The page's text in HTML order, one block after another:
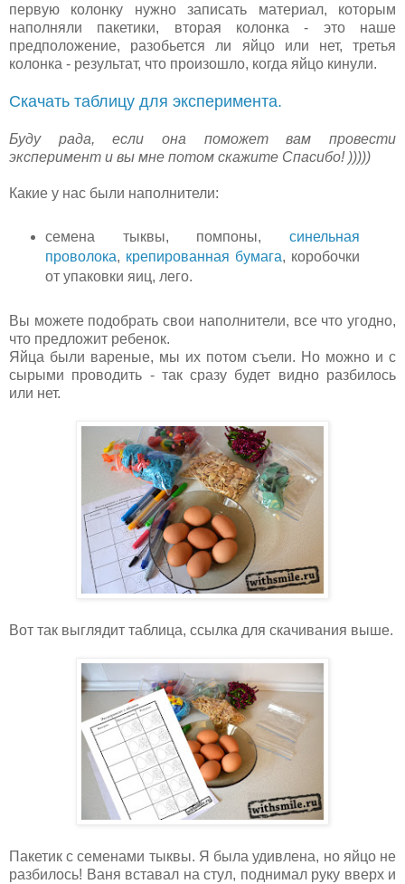
первую колонку нужно записать материал, которым
наполняли пакетики, вторая колонка - это наше
предположение, разобьется ли яйцо или нет, третья
колонка - результат, что произошло, когда яйцо кинули.
Скачать таблицу для эксперимента.
Буду рада, если она поможет вам провести
эксперимент и вы мне потом скажите Спасибо! )))))
Какие у нас были наполнители:
семена тыквы, помпоны,синельная
проволока, крепированная бумага, коробочки
от упаковки яиц, лего.
Вы можете подобрать свои наполнители, все что угодно,
что предложит ребенок.
Яйца были вареные, мы их потом съели. Но можно и с
сырыми проводить - так сразу будет видно разбилось
или нет.
Вот так выглядит таблица, ссылка для скачивания выше.
Пакетик с семенами тыквы. Я была удивлена, но яйцо не
разбилось! Ваня вставал на стул, поднимал руку вверх и